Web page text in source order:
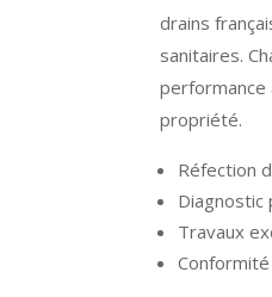
drains
sanitaires.
propriété.
Réfection
Diagnostic
Travaux